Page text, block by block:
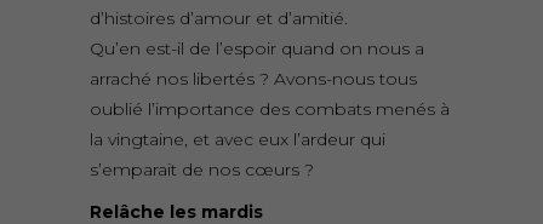
d’histoires d’amour et d’amitié.
Qu’en est-il de l’espoir quand on nous a
arraché nos libertés ? Avons-nous tous
oublié l’importance des combats menés à
la vingtaine, et avec eux l’ardeur qui
s’emparait de nos cœurs ?
Relâche les mardis